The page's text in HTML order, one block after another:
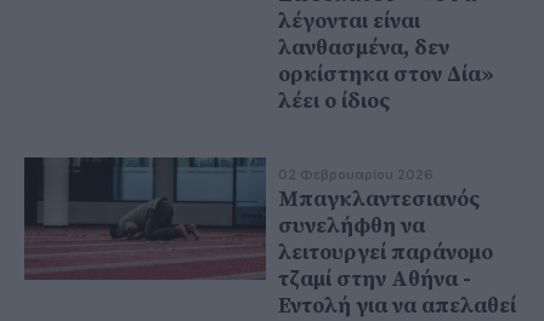
λέγονται είναι
λανθασμένα, δεν
ορκίστηκα στον Δία»
λέει ο ίδιος
02 Φεβρουαρίου 2026
Μπαγκλαντεσιανός
συνελήφθη να
λειτουργεί παράνομο
τζαμί στην Αθήνα -
Εντολή για να απελαθεί